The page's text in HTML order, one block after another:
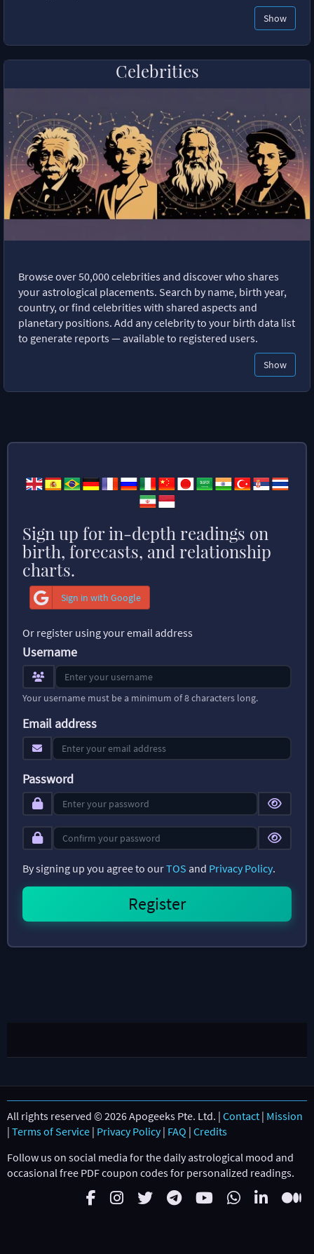
Show
Celebrities
Browse over 50,000 celebrities and discover who shares
your astrological placements. Search by name, birth year,
country, or find celebrities with shared aspects and
planetary positions. Add any celebrity to your birth data list
to generate reports — available to registered users.
Show
Sign up for in-depth readings on
birth, forecasts, and relationship
charts.
Sign in with Google
Or register using your email address
Username
Your username must be a minimum of 8 characters long.
Email address
Password
By signing up you agree to ourTOS and Privacy Policy.
All rights reserved © 2026 Apogeeks Pte. Ltd. | Contact | Mission
| Terms of Service | Privacy Policy| FAQ | Credits
Follow us on social media for the daily astrological mood and
occasional free PDF coupon codes for personalized readings.